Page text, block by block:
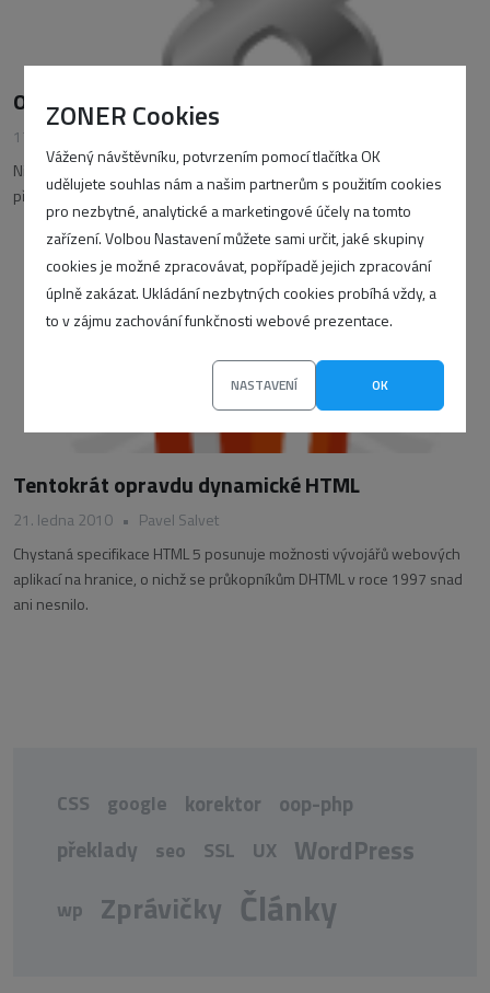
ZONER Cookies
Vážený návštěvníku, potvrzením pomocí tlačítka OK
udělujete souhlas nám a našim partnerům s použitím cookies
pro nezbytné, analytické a marketingové účely na tomto
zařízení. Volbou Nastavení můžete sami určit, jaké skupiny
cookies je možné zpracovávat, popřípadě jejich zpracování
úplně zakázat. Ukládání nezbytných cookies probíhá vždy, a
to v zájmu zachování funkčnosti webové prezentace.
NASTAVENÍ OK
Osm užitečných validátorů pro webmastery
17. června 2010
Nikdo není neomylný, což platí i pro webmastery. V tomto článku vám
představím osm validátorů, jež zkontrolují vaše webové stránky.
Tentokrát opravdu dynamické HTML
21. ledna 2010 • Pavel Salvet
Chystaná specifikace HTML 5 posunuje možnosti vývojářů webových
aplikací na hranice, o nichž se průkopníkům DHTML v roce 1997 snad
ani nesnilo.
CSS google korektor oop-php
překlady seo SSL UX WordPress
wp Zprávičky Články